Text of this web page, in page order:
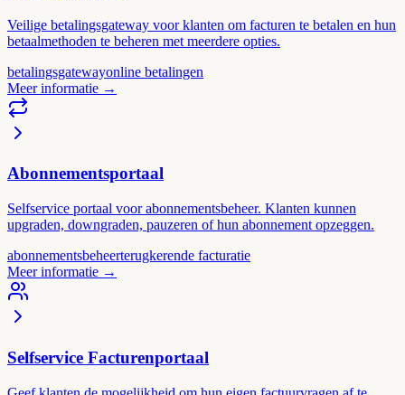
Veilige betalingsgateway voor klanten om facturen te betalen en hun
betaalmethoden te beheren met meerdere opties.
betalingsgatewayonline betalingen
Meer informatie →
Abonnementsportaal
Selfservice portaal voor abonnementsbeheer. Klanten kunnen
upgraden, downgraden, pauzeren of hun abonnement opzeggen.
abonnementsbeheerterugkerende facturatie
Meer informatie →
Selfservice Facturenportaal